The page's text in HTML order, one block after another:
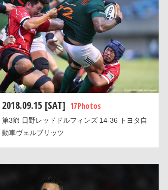
2018.09.15 [SAT] 17 Photos
第3節 日野レッドドルフィンズ 14-36 トヨタ自
動車ヴェルブリッツ